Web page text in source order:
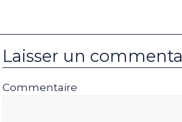
Laisser un
Commentaire